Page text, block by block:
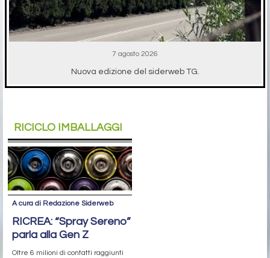
7 agosto 2026
Nuova edizione del siderweb TG.
RICICLO IMBALLAGGI
A cura di Redazione Siderweb
RICREA: “Spray Sereno”
parla alla Gen Z
Oltre 6 milioni di contatti raggiunti